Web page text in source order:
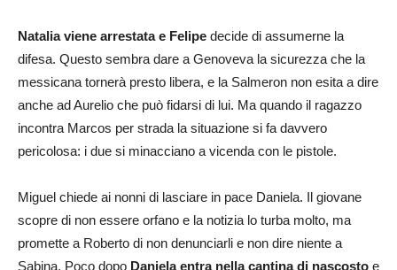
Natalia viene arrestata e Felipe decide di assumerne la
difesa. Questo sembra dare a Genoveva la sicurezza che la
messicana tornerà presto libera, e la Salmeron non esita a dire
anche ad Aurelio che può fidarsi di lui. Ma quando il ragazzo
incontra Marcos per strada la situazione si fa davvero
pericolosa: i due si minacciano a vicenda con le pistole.
Miguel chiede ai nonni di lasciare in pace Daniela. Il giovane
scopre di non essere orfano e la notizia lo turba molto, ma
promette a Roberto di non denunciarli e non dire niente a
Sabina. Poco dopo Daniela entra nella cantina di nascosto e